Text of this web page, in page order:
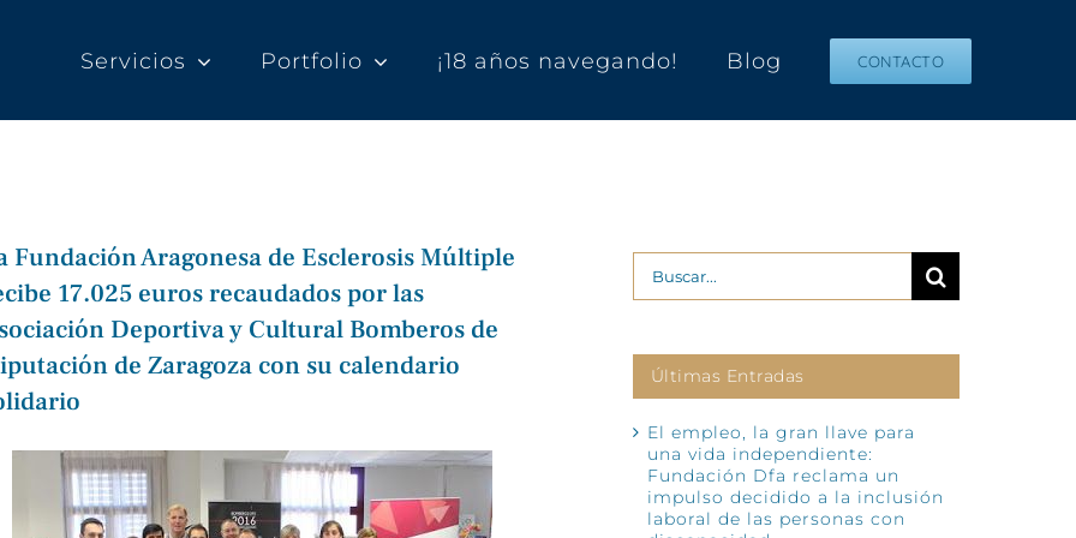
Servicios Portfolio ¡18 años navegando! Blog CONTACTO
Fundación Aragonesa de Esclerosis Múltiple
17.025 euros recaudados por las
Deportiva y Cultural Bomberos de
de Zaragoza con su calendario
Buscar:
Últimas Entradas
El empleo, la gran llave para
una vida independiente:
Fundación Dfa reclama un
impulso decidido a la inclusión
laboral de las personas con